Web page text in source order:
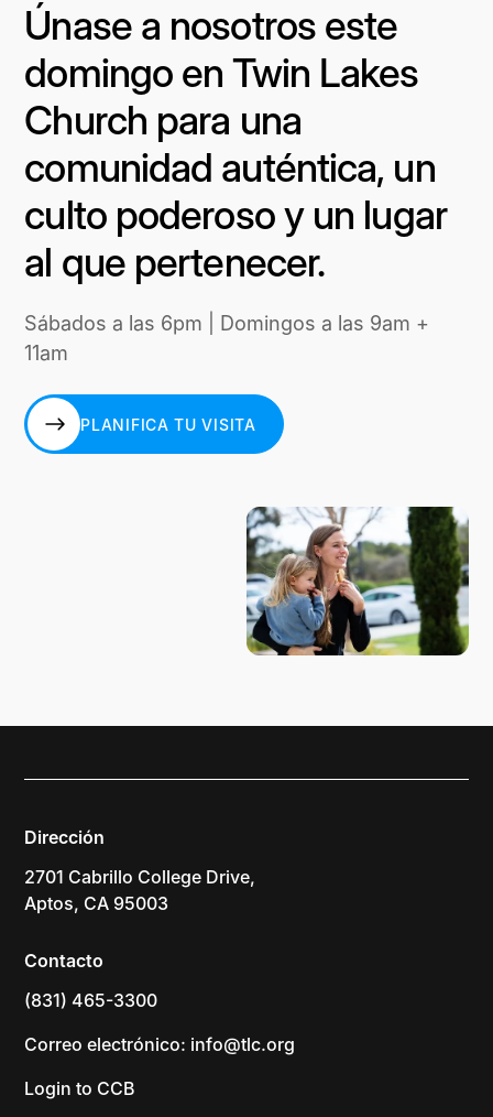
Únase a nosotros este
domingo en Twin Lakes
Church para una
comunidad auténtica, un
culto poderoso y un lugar
al que pertenecer.
Sábados a las 6pm | Domingos a las 9am +
11am
PLANIFICA TU VISITA
Dirección
2701 Cabrillo College Drive,
Aptos, CA 95003
Contacto
(831) 465-3300
Correo electrónico: info@tlc.org
Login to CCB